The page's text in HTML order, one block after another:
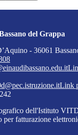
del Grappa
- 36061
Link
dell'Istituto
per fatturazione